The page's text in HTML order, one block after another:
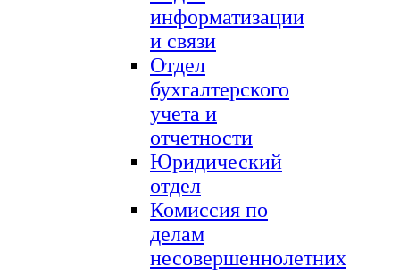
информатизации
и связи
Отдел
бухгалтерского
учета и
отчетности
Юридический
отдел
Комиссия по
делам
несовершеннолетних